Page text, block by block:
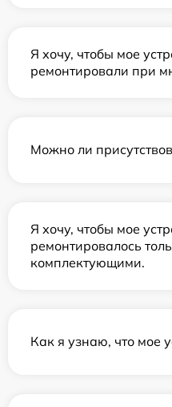
Я хочу, чтобы мое
ремонтировали при
Можно ли
Я хочу, чтобы мое
ремонтировалось
комплектующими.
Как я узнаю, что мое